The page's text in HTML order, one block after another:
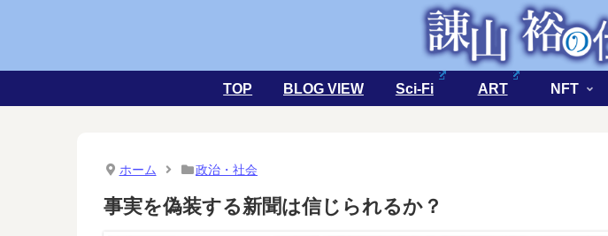
TOP BLOG VIEW Sci-Fi ART NFT
ホーム 政治・社会
事実を偽装する新聞は信じられるか？